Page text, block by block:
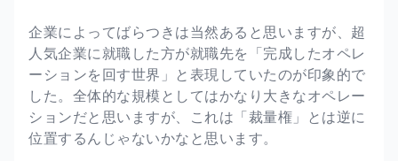
企業によってばらつきは当然あると思いますが、超
人気企業に就職した方が就職先を「完成したオペレ
ーションを回す世界」と表現していたのが印象的で
した。全体的な規模としてはかなり大きなオペレー
ションだと思いますが、これは「裁量権」とは逆に
位置するんじゃないかなと思います。